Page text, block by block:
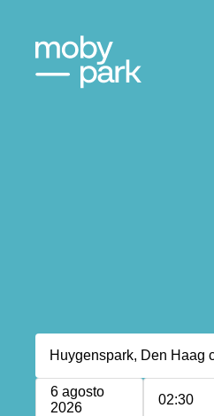
6 agosto
2026
02:30